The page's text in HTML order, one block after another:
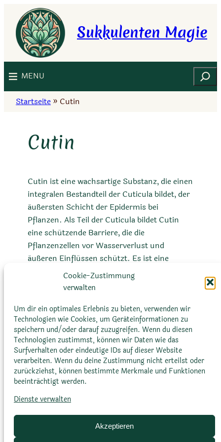
Cookie-Zustimmung
verwalten
Um dir ein optimales Erlebnis zu bieten, verwenden wir
Technologien wie Cookies, um Geräteinformationen zu
speichern und/oder darauf zuzugreifen. Wenn du diesen
Technologien zustimmst, können wir Daten wie das
Surfverhalten oder eindeutige IDs auf dieser Website
verarbeiten. Wenn du deine Zustimmung nicht erteilst oder
zurückziehst, können bestimmte Merkmale und Funktionen
beeinträchtigt werden.
Dienste verwalten
Akzeptieren
Inhalt
springen
Sukkulenten Magie
MENU Suchen
Startseite » Cutin
Cutin
Cutin ist eine wachsartige Substanz, die einen
integralen Bestandteil der Cuticula bildet, der
äußersten Schicht der Epidermis bei
Pflanzen. Als Teil der Cuticula bildet Cutin
eine schützende Barriere, die die
Pflanzenzellen vor Wasserverlust und
äußeren Einflüssen schützt. Es ist eine
hydrophobe (wasserabweisende) Substanz,
die verhindert, dass Wasser aus den Zellen
Pflanzen ist, die in trockenen Umgebungen
wachsen, wie viele Kakteen und Sukkulenten.